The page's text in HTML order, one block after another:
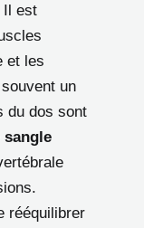
Il est
et les
un
du dos sont
sangle
rééquilibrer